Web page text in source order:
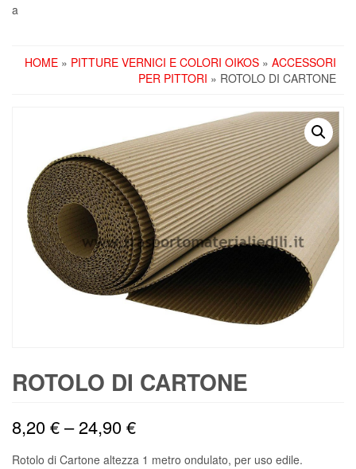
a
HOME » PITTURE VERNICI E COLORI OIKOS » ACCESSORI
PER PITTORI » ROTOLO DI CARTONE
ROTOLO DI CARTONE
8,20€–24,90€
Rotolo di Cartone altezza 1 metro ondulato, per uso edile.